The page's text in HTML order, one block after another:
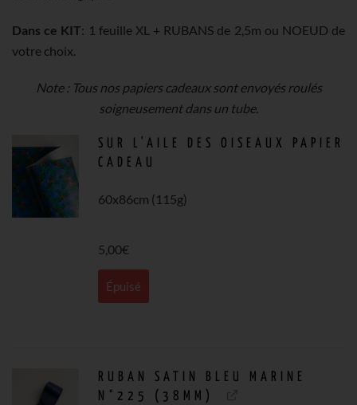
Dans ce KIT: 1 feuille XL + RUBANS de 2,5m ou NOEUD de
votre choix.
Note : Tous nos papiers cadeaux sont envoyés roulés
soigneusement dans un tube.
SUR L'AILE DES OISEAUX PAPIER
CADEAU
60x86cm (115g)
5,00€
Épuisé
RUBAN SATIN BLEU MARINE
N°225 (38MM)